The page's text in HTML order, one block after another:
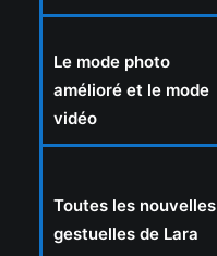
Le mode photo
amélioré et le mode
vidéo
Toutes les nouvelles
gestuelles de Lara